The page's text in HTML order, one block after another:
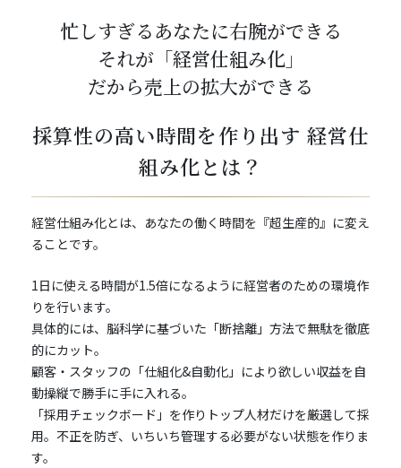
忙しすぎるあなたに右腕ができる
それが「経営仕組み化」
だから売上の拡大ができる
採算性の高い時間を作り出す 経営仕
組み化とは？
経営仕組み化とは、あなたの働く時間を『超生産的』に変え
ることです。
1日に使える時間が1.5倍になるように経営者のための環境作
りを行います。
具体的には、脳科学に基づいた「断捨離」方法で無駄を徹底
的にカット。
顧客・スタッフの「仕組化&自動化」により欲しい収益を自
動操縦で勝手に手に入れる。
「採用チェックボード」を作りトップ人材だけを厳選して採
用。不正を防ぎ、いちいち管理する必要がない状態を作りま
す。